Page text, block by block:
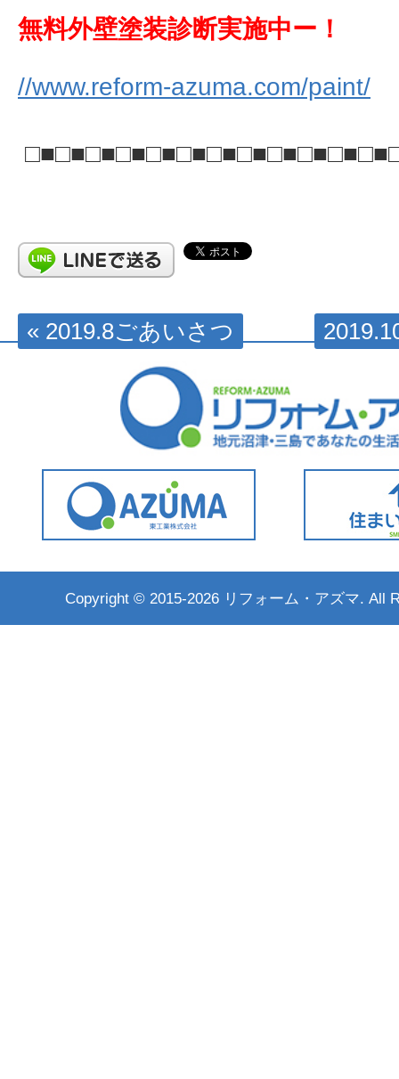
無料外壁塗装診断実施中ー！
//www.reform-azuma.com/paint/
« 2019.8ごあいさつ
Copyright © 2015-2026 リフォーム・アズマ. All